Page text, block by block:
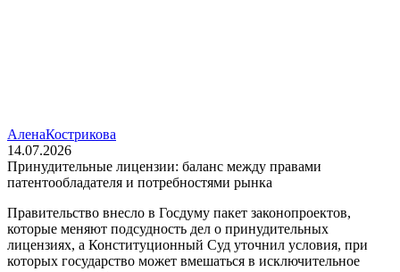
АленаКострикова
14.07.2026
Принудительные лицензии: баланс между правами
патентообладателя и потребностями рынка
Правительство внесло в Госдуму пакет законопроектов,
которые меняют подсудность дел о принудительных
лицензиях, а Конституционный Суд уточнил условия, при
которых государство может вмешаться в исключительное